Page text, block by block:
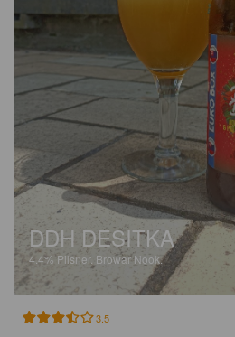
DDH DESITKA
4.4% Pilsner. Browar Nook.
3.5